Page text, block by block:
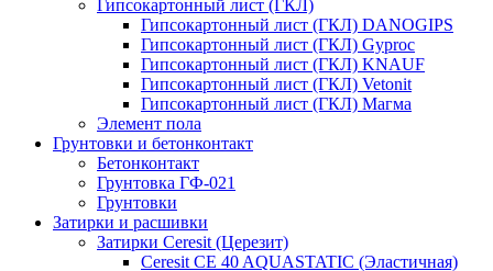
Гипсокартонный лист (ГКЛ)
Гипсокартонный лист (ГКЛ) DANOGIPS
Гипсокартонный лист (ГКЛ) Gyproc
Гипсокартонный лист (ГКЛ) KNAUF
Гипсокартонный лист (ГКЛ) Vetonit
Гипсокартонный лист (ГКЛ) Магма
Элемент пола
Грунтовки и бетонконтакт
Бетонконтакт
Грунтовка ГФ-021
Грунтовки
Затирки и расшивки
Затирки Ceresit (Церезит)
Ceresit CE 40 AQUASTATIC (Эластичная)